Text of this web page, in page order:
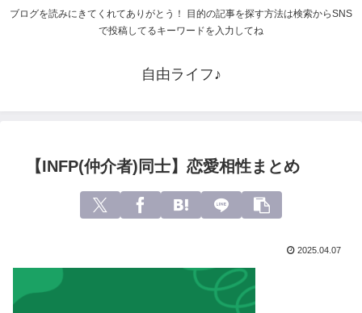
ブログを読みにきてくれてありがとう！ 目的の記事を探す方法は検索からSNS
で投稿してるキーワードを入力してね
自由ライフ♪
【INFP(仲介者)同士】恋愛相性まとめ
2025.04.07